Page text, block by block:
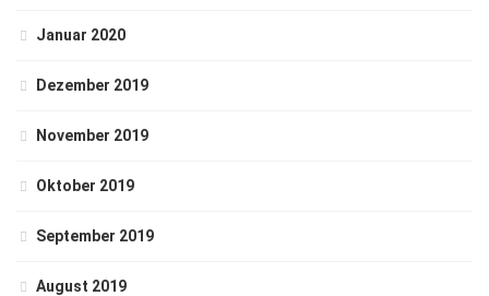
Januar 2020
Dezember 2019
November 2019
Oktober 2019
September 2019
August 2019